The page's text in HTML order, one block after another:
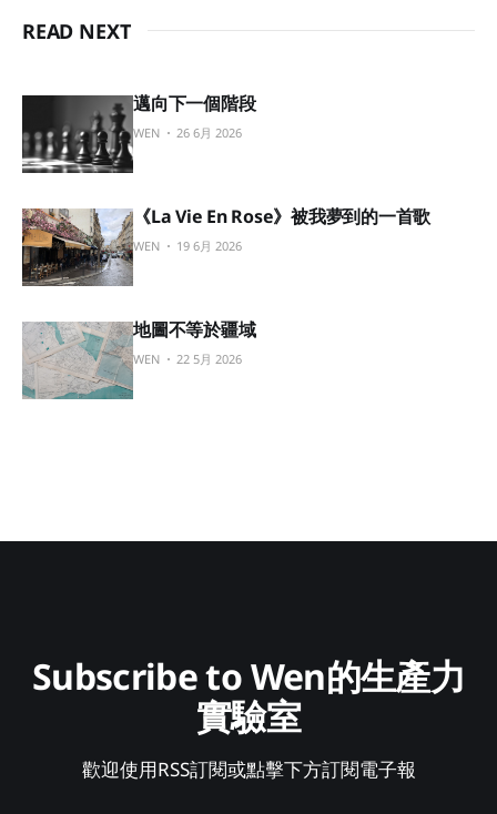
READ NEXT
邁向下一個階段
WEN 26 6月 2026
《La Vie En Rose》被我夢到的一首歌
WEN 19 6月 2026
地圖不等於疆域
WEN 22 5月 2026
Subscribe to Wen的生產力
實驗室
歡迎使用RSS訂閱或點擊下方訂閱電子報